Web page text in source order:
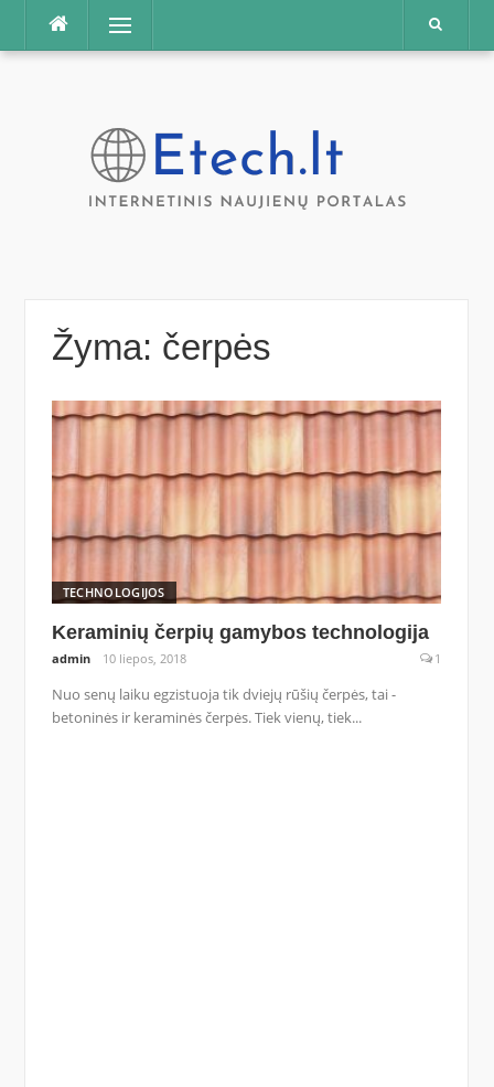
Praleisti
Meniu
Žyma: čerpės
TECHNOLOGIJOS
Keraminių čerpių gamybos technologija
admin 10 liepos, 2018 1
Nuo senų laiku egzistuoja tik dviejų rūšių čerpės, tai -
betoninės ir keraminės čerpės. Tiek vienų, tiek...